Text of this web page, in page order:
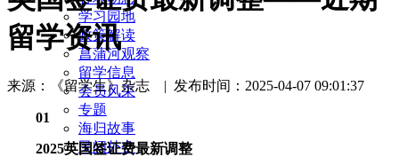
学习园地
政策解读
菖蒲河观察
留学信息
会员风采
专题
海归故事
民间外交
留学资讯
来源：《留学生》杂志 | 发布时间：2025-04-07 09:01:37
01
2025英国签证费最新调整